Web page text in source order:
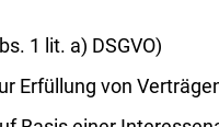
1 lit. a) DSGVO)
Erfüllung von